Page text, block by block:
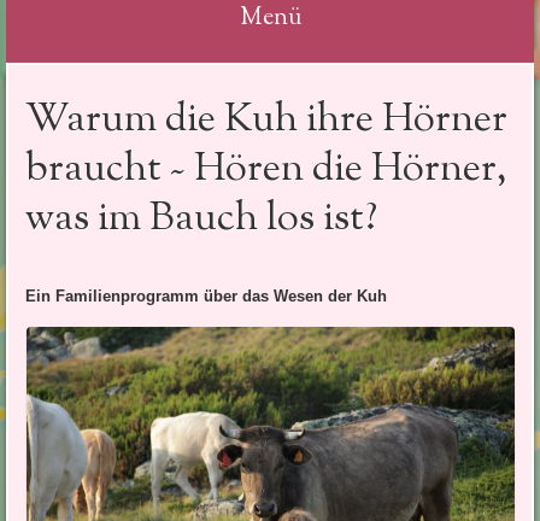
Menü
zum
Inhalt
Warum die Kuh ihre Hörner
braucht ~ Hören die Hörner,
was im Bauch los ist?
Ein Familienprogramm über das Wesen der Kuh